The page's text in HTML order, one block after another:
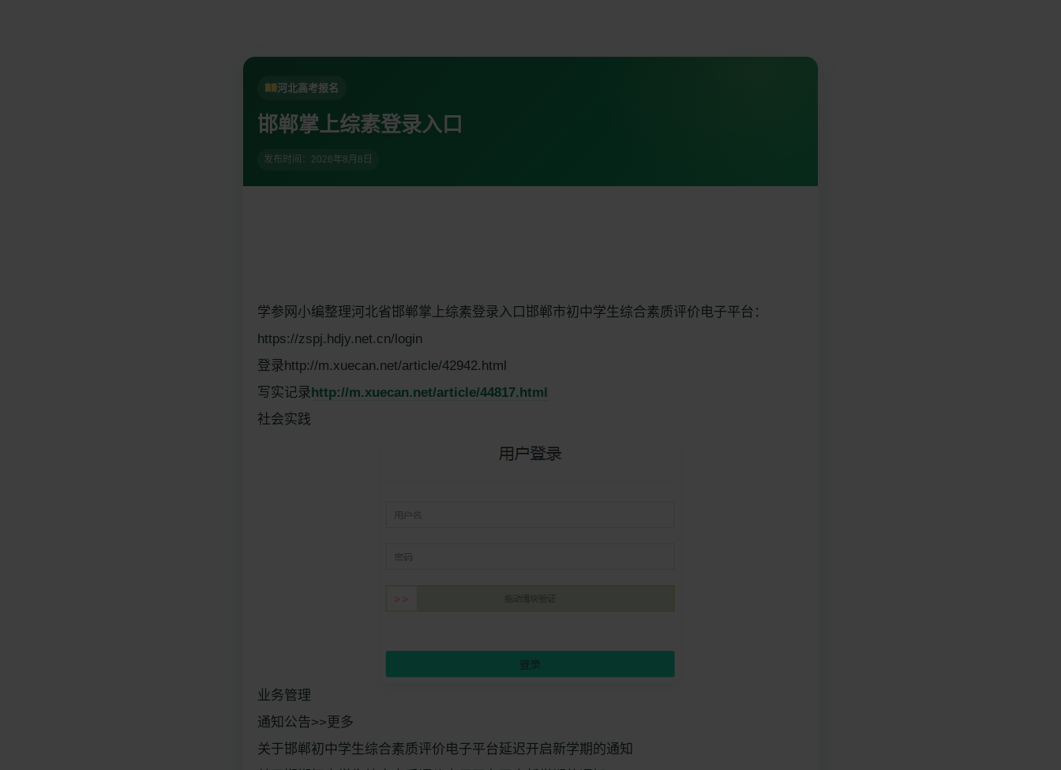
河北高考报名
邯郸掌上综素登录入口
发布时间： 2026年8月8日
学参网小编整理河北省邯郸掌上综素登录入口邯郸市初中学生综合素质评价电子平台：
https://zspj.hdjy.net.cn/login
登录http://m.xuecan.net/article/42942.html
写实记录http://m.xuecan.net/article/44817.html
社会实践
业务管理
通知公告>>更多
关于邯郸初中学生综合素质评价电子平台延迟开启新学期的通知